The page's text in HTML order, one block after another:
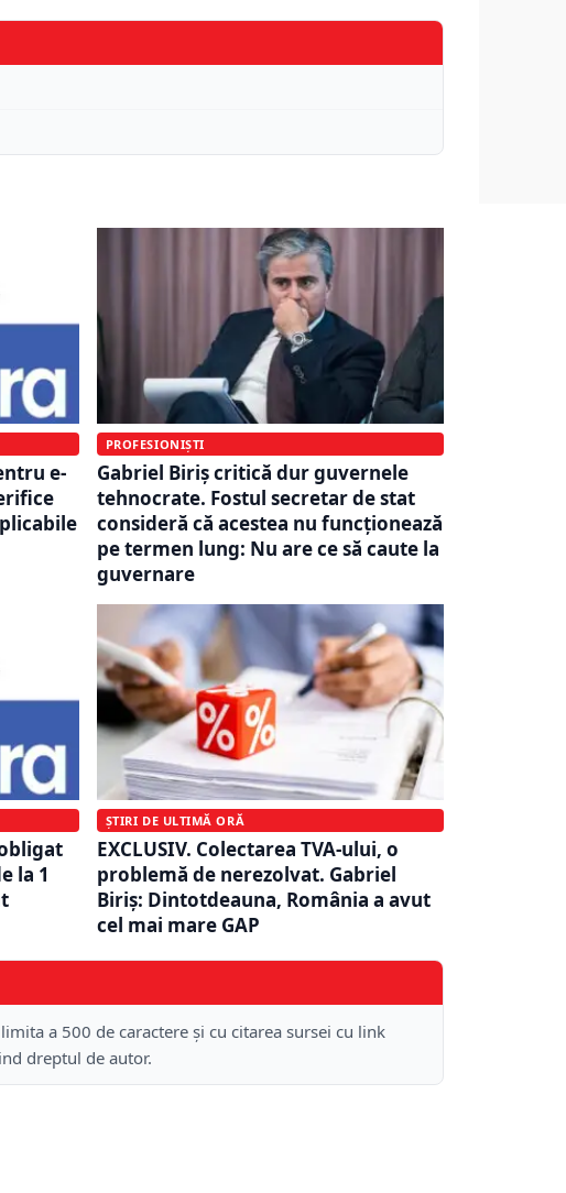
e-
PROFESIONIȘTI
Gabriel Biriș critică dur guvernele
tehnocrate. Fostul secretar de stat
consideră că acestea nu funcționează
pe termen lung: Nu are ce să caute la
guvernare
la 1
ȘTIRI DE ULTIMĂ ORĂ
EXCLUSIV. Colectarea TVA-ului, o
problemă de nerezolvat. Gabriel
Biriș: Dintotdeauna, România a avut
cel mai mare GAP
a 500 de caractere și cu citarea sursei cu link
dreptul de autor.